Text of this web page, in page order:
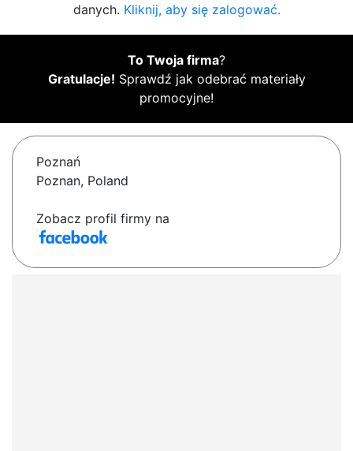
danych. Kliknij, aby się zalogować.
To Twoja firma?
Gratulacje! Sprawdź jak odebrać materiały
promocyjne!
Poznań
Poznan, Poland
Zobacz profil firmy na